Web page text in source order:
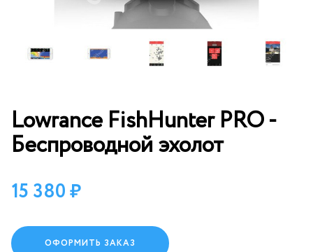
Lowrance FishHunter PRO -
Беспроводной эхолот
15 380
ОФОРМИТЬ ЗАКАЗ